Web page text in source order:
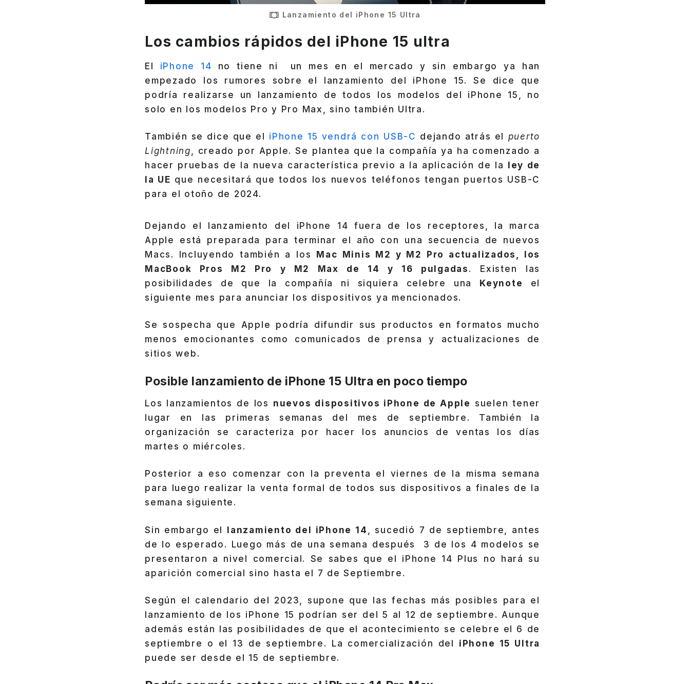
Lanzamiento del iPhone 15 Ultra
Los cambios rápidos del iPhone 15 ultra
El iPhone 14 no tiene ni un mes en el mercado y sin embargo ya han
empezado los rumores sobre el lanzamiento del iPhone 15. Se dice que
podría realizarse un lanzamiento de todos los modelos del iPhone 15, no
solo en los modelos Pro y Pro Max, sino también Ultra.
También se dice que el iPhone 15 vendrá con USB-C dejando atrás el puerto
Lightning, creado por Apple. Se plantea que la compañía ya ha comenzado a
hacer pruebas de la nueva característica previo a la aplicación de la
ley de
la UE que necesitará que todos los nuevos teléfonos tengan puertos USB-C
para el otoño de 2024.
Dejando el lanzamiento del iPhone 14 fuera de los receptores, la marca
Apple está preparada para terminar el año con una secuencia de nuevos
Macs. Incluyendo también a los Mac Minis M2 y M2 Pro actualizados, los
MacBook Pros M2 Pro y M2 Max de 14 y 16 pulgadas . Existen las
posibilidades de que la compañía ni siquiera celebre una Keynote
el
siguiente mes para anunciar los dispositivos ya mencionados.
Se sospecha que Apple podría difundir sus productos en formatos mucho
menos emocionantes como comunicados de prensa y actualizaciones de
sitios web.
Posible lanzamiento de iPhone 15 Ultra en poco tiempo
Los lanzamientos de los nuevos dispositivos iPhone de Apple suelen tener
lugar en las primeras semanas del mes de septiembre. También la
organización se caracteriza por hacer los anuncios de ventas los días
martes o miércoles.
Posterior a eso comenzar con la preventa el viernes de la misma semana
para luego realizar la venta formal de todos sus dispositivos a finales de la
semana siguiente.
Sin embargo el lanzamiento del iPhone 14
, sucedió 7 de septiembre, antes
de lo esperado. Luego más de una semana después 3 de los 4 modelos se
presentaron a nivel comercial. Se sabes que el iPhone 14 Plus no hará su
aparición comercial sino hasta el 7 de Septiembre.
Según el calendario del 2023, supone que las fechas más posibles para el
lanzamiento de los iPhone 15 podrían ser del 5 al 12 de septiembre. Aunque
además están las posibilidades de que el acontecimiento se celebre el 6 de
septiembre o el 13 de septiembre. La comercialización del iPhone 15 Ultra
puede ser desde el 15 de septiembre.